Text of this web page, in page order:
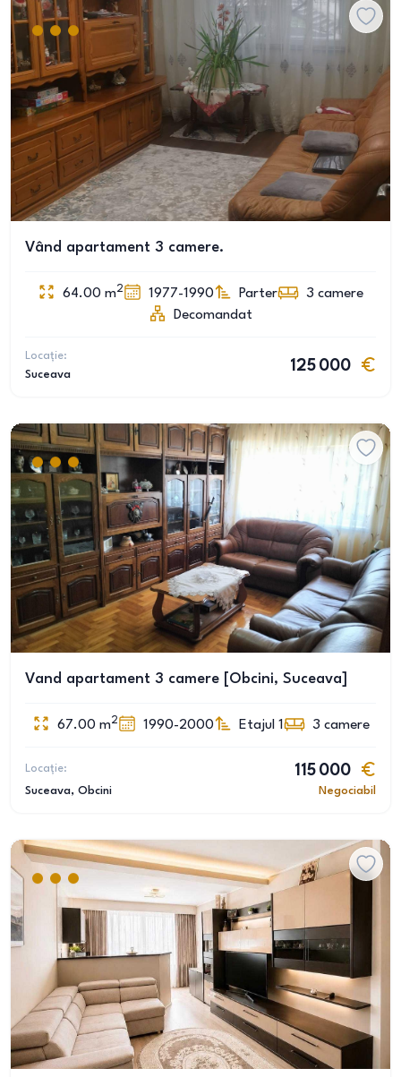
Vând apartament 3 camere.
64.00 m2 1977-1990 Parter 3 camere
Decomandat
Locație:
Suceava
125 000
Vand apartament 3 camere [Obcini, Suceava]
67.00 m2 1990-2000 Etajul 1 3 camere
Locație:
Suceava, Obcini
115 000
Negociabil